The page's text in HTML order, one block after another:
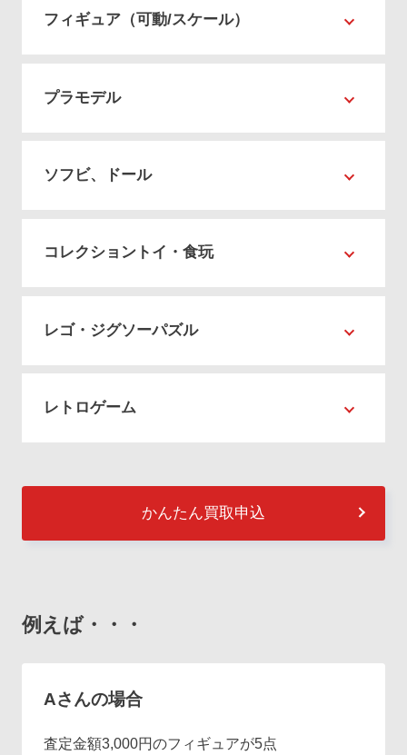
フィギュア（可動/スケール）
プラモデル
ソフビ、ドール
コレクショントイ・食玩
レゴ・ジグソーパズル
レトロゲーム
かんたん買取申込
例えば・・・
Aさんの場合
査定金額3,000円のフィギュアが5点